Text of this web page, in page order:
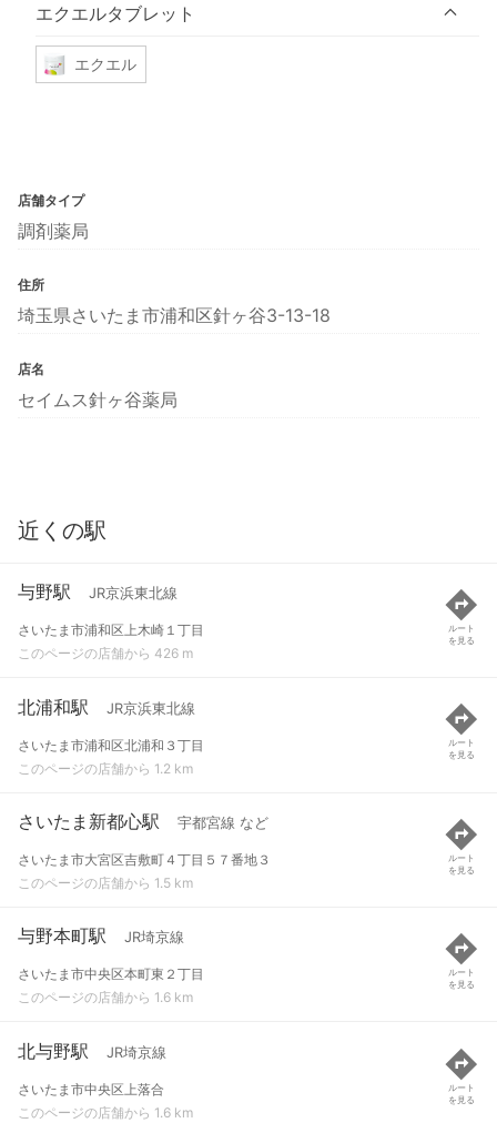
エクエルタブレット
エクエル
店舗タイプ
調剤薬局
住所
埼玉県さいたま市浦和区針ヶ谷3-13-18
店名
セイムス針ヶ谷薬局
近くの駅
与野駅 JR京浜東北線
さいたま市浦和区上木崎１丁目
このページの店舗から 426 m
ルート
を見る
北浦和駅 JR京浜東北線
さいたま市浦和区北浦和３丁目
このページの店舗から 1.2 km
ルート
を見る
さいたま新都心駅 宇都宮線 など
さいたま市大宮区吉敷町４丁目５７番地３
このページの店舗から 1.5 km
ルート
を見る
与野本町駅 JR埼京線
さいたま市中央区本町東２丁目
このページの店舗から 1.6 km
ルート
を見る
北与野駅 JR埼京線
さいたま市中央区上落合
このページの店舗から 1.6 km
ルート
を見る